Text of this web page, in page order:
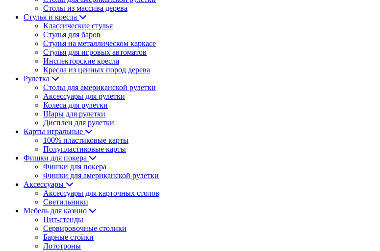
Столы из массива дерева
Стулья и кресла
Классические стулья
Стулья для баров
Стулья на металлическом каркасе
Стулья для игровых автоматов
Инспекторские кресла
Кресла из ценных пород дерева
Рулетка
Столы для американской рулетки
Аксессуары для рулетки
Колеса для рулетки
Шары для рулетки
Дисплеи для рулетки
Карты игральные
100% пластиковые карты
Полупластиковые карты
Фишки для покера
Фишки для покера
Фишки для американской рулетки
Аксессуары
Аксессуары для карточных столов
Светильники
Мебель для казино
Пит-стенды
Сервировочные столики
Барные стойки
Лототроны